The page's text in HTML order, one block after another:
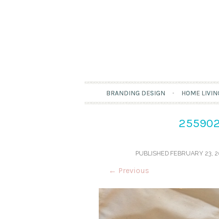
BRANDING DESIGN HOME
PUBLISHED FEBRUARY 23,
← Previous